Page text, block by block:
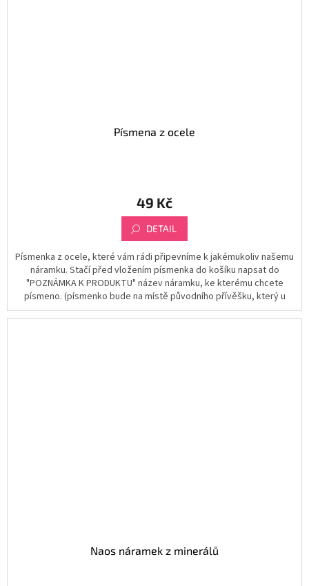
Písmena z ocele
49 Kč
DETAIL
Písmenka z ocele, které vám rádi připevníme k jakémukoliv našemu
náramku. Stačí před vložením písmenka do košíku napsat do
"POZNÁMKA K PRODUKTU" název náramku, ke kterému chcete
písmeno. (písmenko bude na místě původního přívěšku, který u
náramku byl)
Naos náramek z minerálů